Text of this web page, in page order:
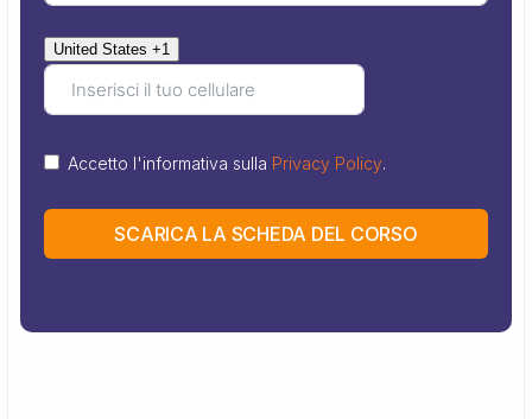
United States +1
Accetto l'informativa sulla Privacy Policy.
SCARICA LA SCHEDA DEL CORSO